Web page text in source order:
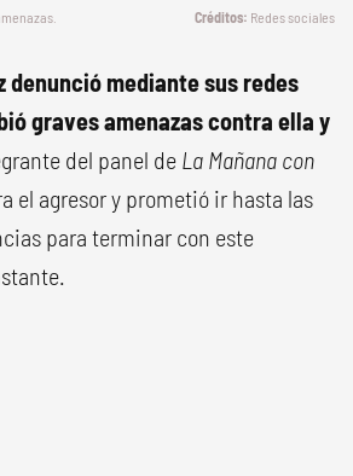
Redes sociales
denunció mediante sus redes
graves amenazas contra ella y
del panel de La Mañana con
el agresor y prometió ir hasta las
para terminar con este